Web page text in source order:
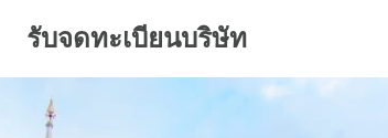
รับจดทะเบียนบริษัท